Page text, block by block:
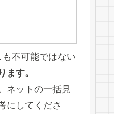
不可能ではない
ます。
ネットの一括見
にしてくださ